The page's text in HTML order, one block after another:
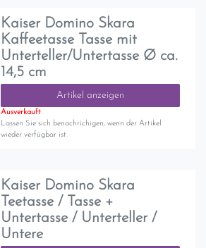
Kaiser Domino Skara
Kaffeetasse Tasse mit
Unterteller/Untertasse Ø ca.
14,5 cm
Artikel anzeigen
Ausverkauft
Lassen Sie sich benachrichigen, wenn der Artikel
wieder verfügbar ist.
Kaiser Domino Skara
Teetasse / Tasse +
Untertasse / Unterteller /
Untere